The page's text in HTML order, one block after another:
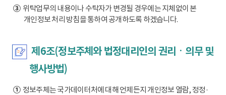
③위탁업무의 내용이나 수탁자가 변경될 경우에는 지체없이 본
개인정보 처리 방침을 통하여 공개하도록 하겠습니다.
제6조(정보주체와 법정대리인의 권리ㆍ의무 및
행사방법)
①정보주체는 국가데이터처에 대해 언제든지 개인정보 열람, 정정·